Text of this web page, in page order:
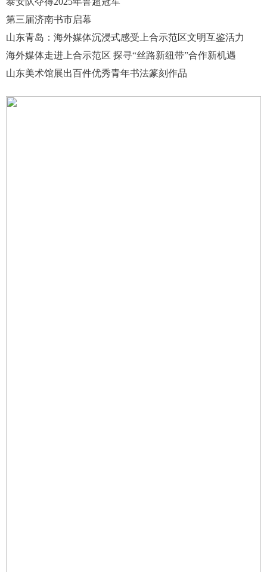
第三届济南书市启幕
山东青岛：海外媒体沉浸式感受上合示范区文明互鉴活力
海外媒体走进上合示范区 探寻“丝路新纽带”合作新机遇
山东美术馆展出百件优秀青年书法篆刻作品